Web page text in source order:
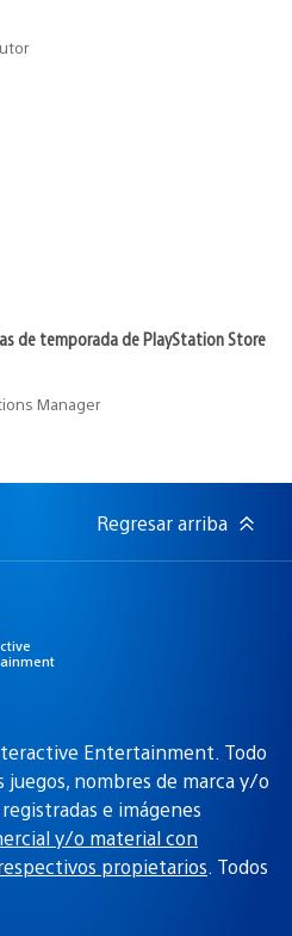
de temporada de PlayStation Store
Manager
Regresar arriba
Entertainment. Todo
nombres de marca y/o
e imágenes
y/o material con
propietarios. Todos